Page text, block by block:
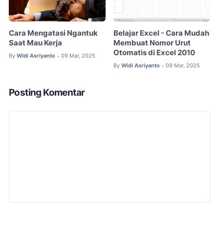
Cara Mengatasi Ngantuk
Saat Mau Kerja
By Widi Asriyanto • 09 Mar, 2025
Belajar Excel - Cara Mudah
Membuat Nomor Urut
Otomatis di Excel 2010
By Widi Asriyanto • 09 Mar, 2025
Posting Komentar